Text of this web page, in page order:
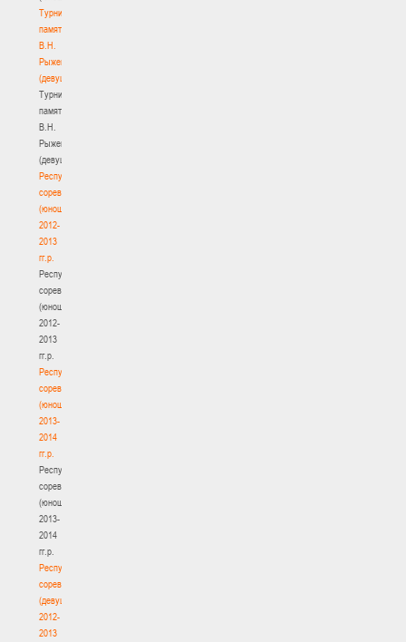
Турнир
памяти
В.Н.
Рыженкова
(девушки)
Турнир
памяти
В.Н.
Рыженкова
(девушки)
Республиканские
соревнования
(юноши)
2012-
2013
гг.р.
Республиканские
соревнования
(юноши)
2012-
2013
гг.р.
Республиканские
соревнования
(юноши)
2013-
2014
гг.р.
Республиканские
соревнования
(юноши)
2013-
2014
гг.р.
Республиканские
соревнования
(девушки)
2012-
2013